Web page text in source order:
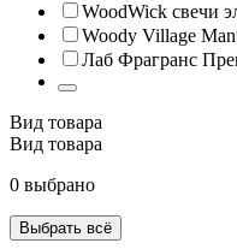
WoodWick свечи
Woody Village
Лаб Фрагранс
Вид товара
Вид товара
0 выбрано
Выбрать всё